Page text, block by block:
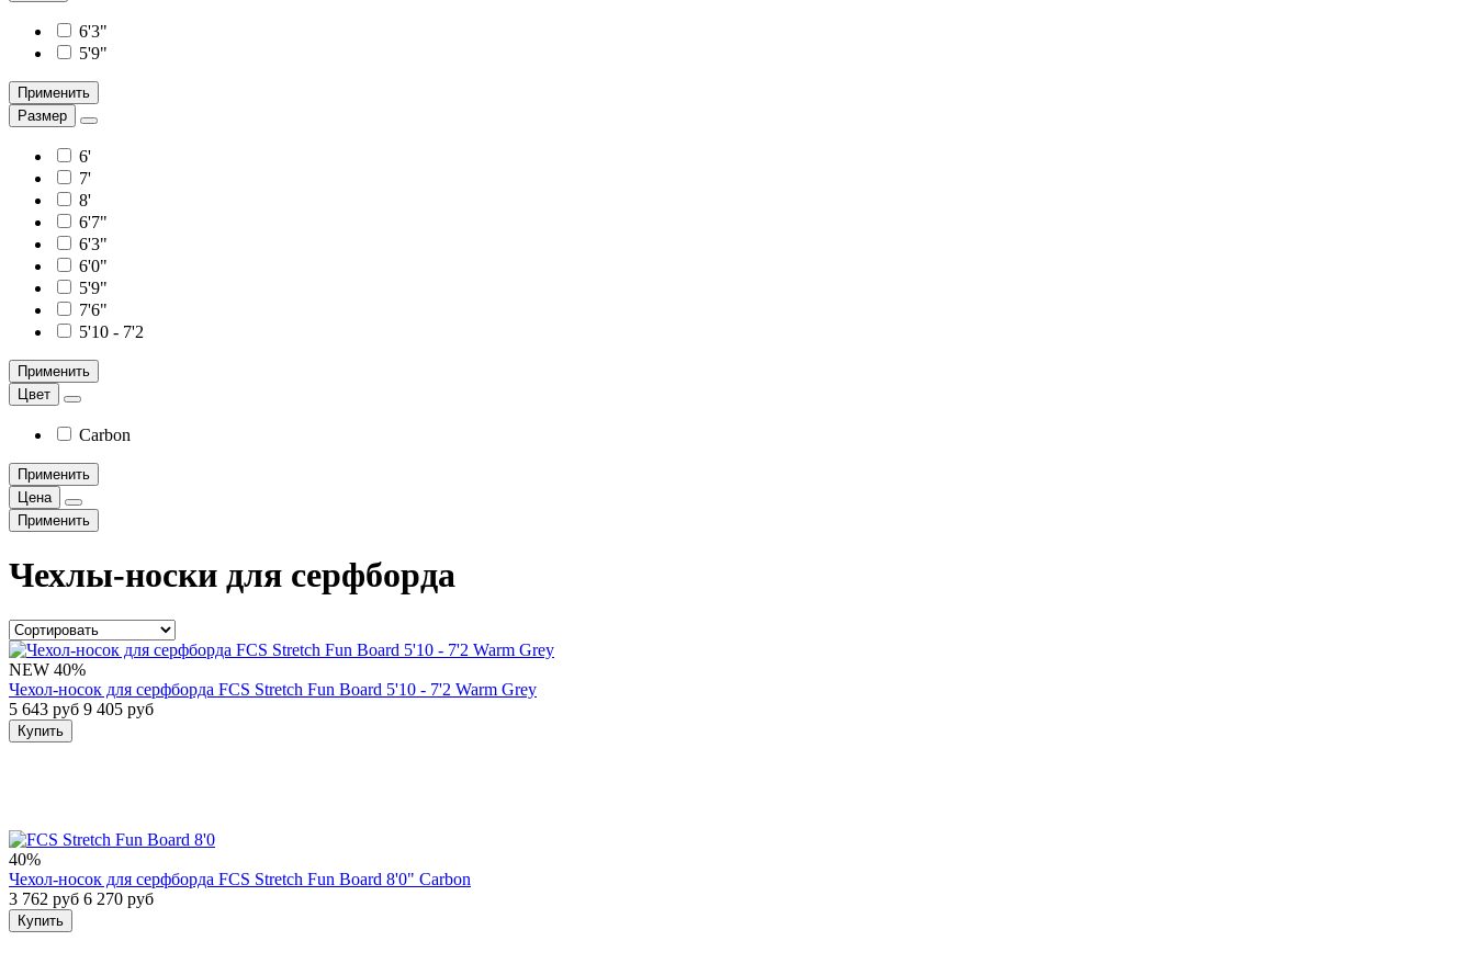
6'3"
5'9"
Применить
Размер
6'
7'
8'
6'7"
6'3"
6'0"
5'9"
7'6"
5'10 - 7'2
Применить
Цвет
Carbon
Применить
Цена
Применить
Чехлы-носки для серфборда
NEW 40%
Чехол-носок для серфборда FCS Stretch Fun Board 5'10 - 7'2 Warm Grey
5 643 руб 9 405 руб
Купить
40%
Чехол-носок для серфборда FCS Stretch Fun Board 8'0" Carbon
3 762 руб 6 270 руб
Купить